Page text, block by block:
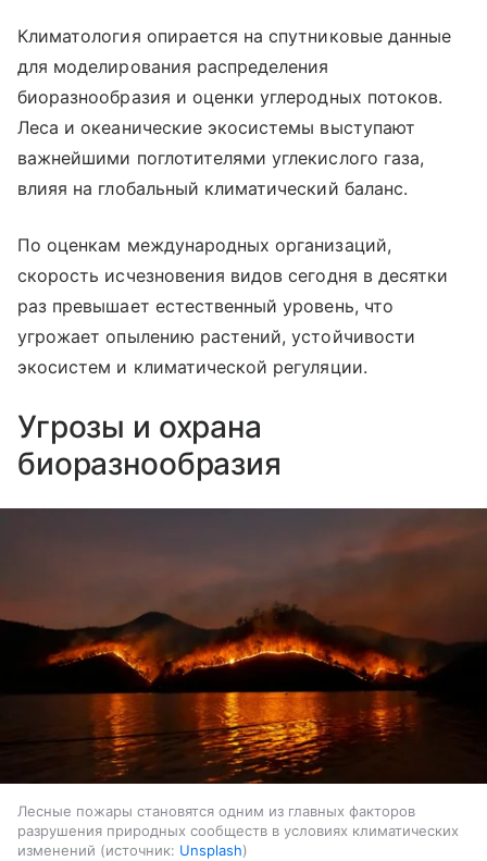
Климатология опирается на спутниковые данные
для моделирования распределения
биоразнообразия и оценки углеродных потоков.
Леса и океанические экосистемы выступают
важнейшими поглотителями углекислого газа,
влияя на глобальный климатический баланс.
По оценкам международных организаций,
скорость исчезновения видов сегодня в десятки
раз превышает естественный уровень, что
угрожает опылению растений, устойчивости
экосистем и климатической регуляции.
Угрозы и охрана
биоразнообразия
Лесные пожары становятся одним из главных факторов
разрушения природных сообществ в условиях климатических
изменений
источник: Unsplash